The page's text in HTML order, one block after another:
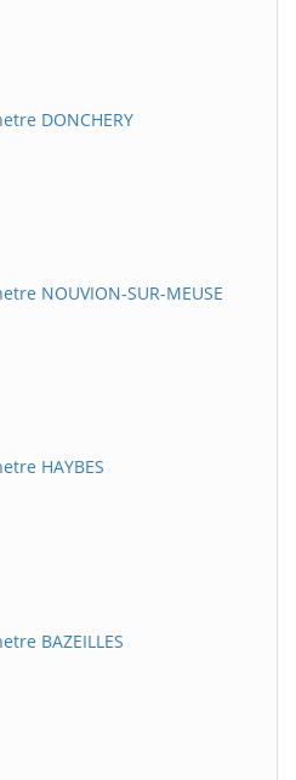
DONCHERY
NOUVION-SUR-MEUSE
HAYBES
BAZEILLES